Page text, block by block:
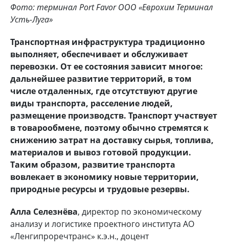
Фото: терминал Port Favor ООО «Еврохим Терминал
Усть-Луга»
Транспортная инфраструктура традиционно
выполняет, обеспечивает и обслуживает
перевозки. От ее состояния зависит многое:
дальнейшее развитие территорий, в том
числе отдаленных, где отсутствуют другие
виды транспорта, расселение людей,
размещение производств. Транспорт участвует
в товарообмене, поэтому обычно стремятся к
снижению затрат на доставку сырья, топлива,
материалов и вывоз готовой продукции.
Таким образом, развитие транспорта
вовлекает в экономику новые территории,
природные ресурсы и трудовые резервы.
Алла Селезнёва, директор по экономическому
анализу и логистике проектного института АО
«Ленгипроречтранс» к.э.н., доцент